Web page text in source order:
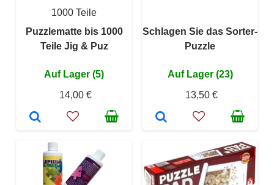
1000 Teile
Puzzlematte bis 1000
Teile Jig & Puz
Auf Lager (5)
14,00 €
Schlagen Sie das Sorter-
Puzzle
Auf Lager (23)
13,50 €